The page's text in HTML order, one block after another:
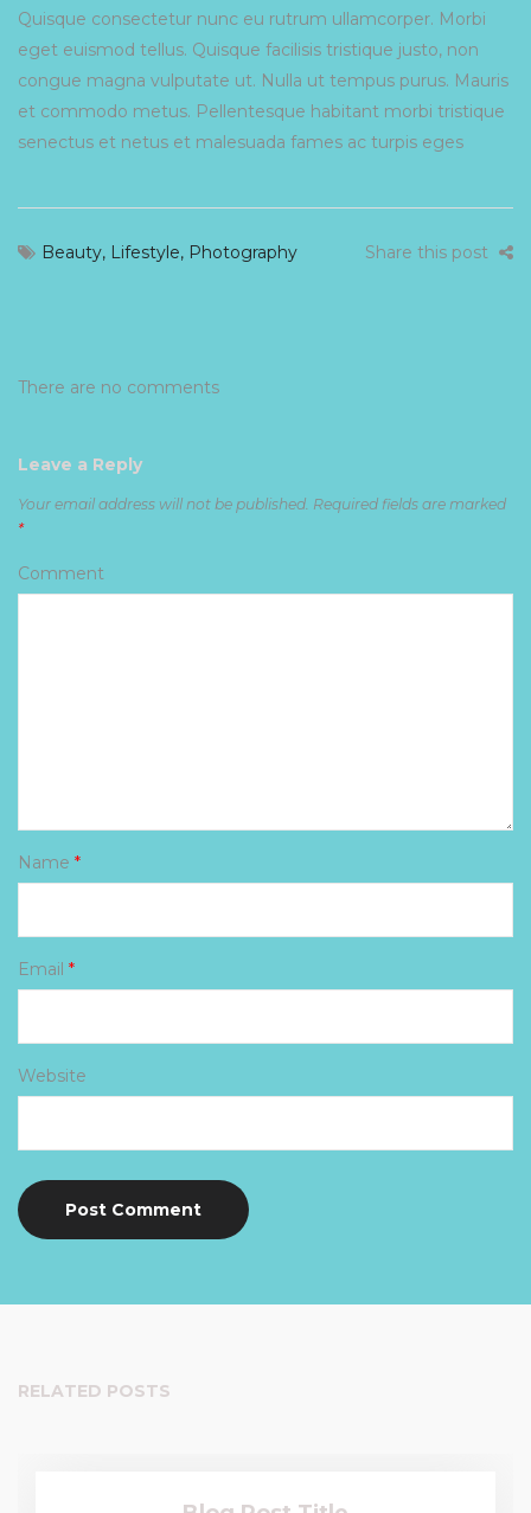
Quisque consectetur nunc eu rutrum ullamcorper. Morbi
eget euismod tellus. Quisque facilisis tristique justo, non
congue magna vulputate ut. Nulla ut tempus purus. Mauris
et commodo metus. Pellentesque habitant morbi tristique
senectus et netus et malesuada fames ac turpis eges
Beauty, Lifestyle, Photography Share this post
There are no comments
Leave a Reply
Your email address will not be published. Required fields are marked
*
Comment
Name *
Email *
Website
RELATED POSTS